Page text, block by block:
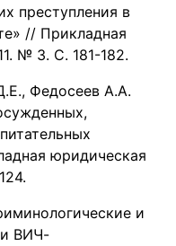
преступления в
// Прикладная
№ 3. С. 181-182.
Федосеев А.А.
юридическая
и
ВИЧ-